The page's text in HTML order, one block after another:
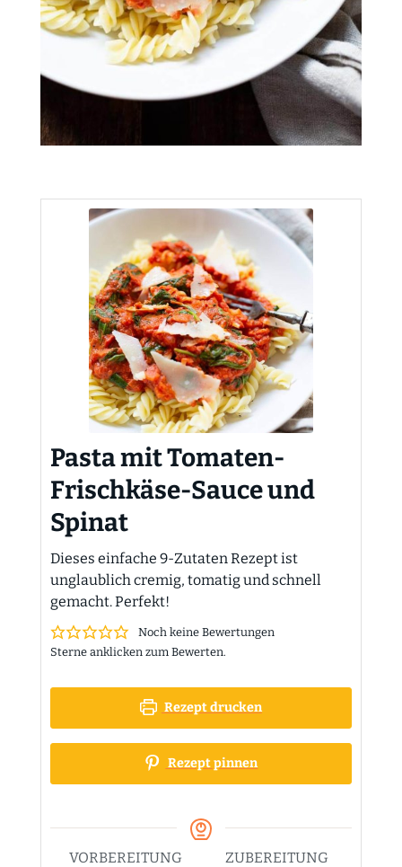
Pasta mit Tomaten-
Frischkäse-Sauce und
Spinat
Dieses einfache 9-Zutaten Rezept ist
unglaublich cremig, tomatig und schnell
gemacht. Perfekt!
Noch keine Bewertungen
Sterne anklicken zum Bewerten.
Rezept drucken
Rezept pinnen
VORBEREITUNG
ZUBEREITUNG